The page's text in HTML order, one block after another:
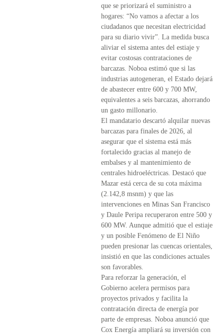
que se priorizará el suministro a
hogares: “No vamos a afectar a los
ciudadanos que necesitan electricidad
para su diario vivir”. La medida busca
aliviar el sistema antes del estiaje y
evitar costosas contrataciones de
barcazas. Noboa estimó que si las
industrias autogeneran, el Estado dejará
de abastecer entre 600 y 700 MW,
equivalentes a seis barcazas, ahorrando
un gasto millonario.
El mandatario descartó alquilar nuevas
barcazas para finales de 2026, al
asegurar que el sistema está más
fortalecido gracias al manejo de
embalses y al mantenimiento de
centrales hidroeléctricas. Destacó que
Mazar está cerca de su cota máxima
(2.142,8 msnm) y que las
intervenciones en Minas San Francisco
y Daule Peripa recuperaron entre 500 y
600 MW. Aunque admitió que el estiaje
y un posible Fenómeno de El Niño
pueden presionar las cuencas orientales,
insistió en que las condiciones actuales
son favorables.
Para reforzar la generación, el
Gobierno acelera permisos para
proyectos privados y facilita la
contratación directa de energía por
parte de empresas. Noboa anunció que
Cox Energía ampliará su inversión con